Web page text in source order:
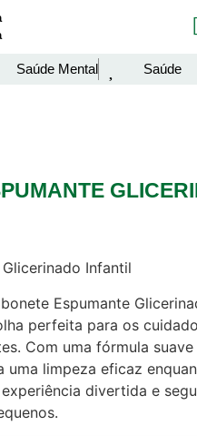
Saúde Mental Saúde
Infantil
Espumante
perfeita para os
Com uma fórmula
uma limpeza eficaz
divertida e